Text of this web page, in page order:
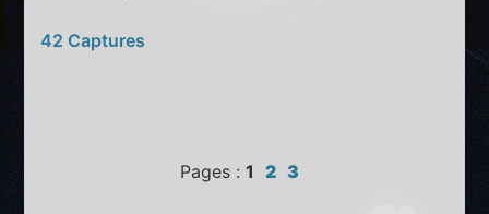
42 Captures
Pages : 1 2 3